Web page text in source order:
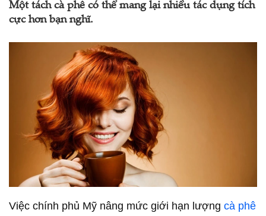
Một tách cà phê có thể mang lại nhiều tác dụng tích
cực hơn bạn nghĩ.
Việc chính phủ Mỹ nâng mức giới hạn lượng cà phê